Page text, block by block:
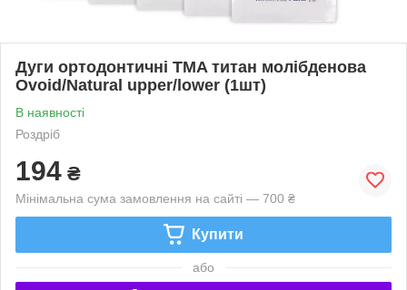
Дуги ортодонтичні TMA титан молібденова
Ovoid/Natural upper/lower (1шт)
В наявності
Роздріб
194 ₴
Мінімальна сума замовлення на сайті — 700 ₴
Купити
або